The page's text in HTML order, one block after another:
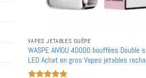
VAPES JETABLES GUÊPE
WASPE AIVIOU 40000 bouffées Double
LED Achat en gros Vapes jetables
gros